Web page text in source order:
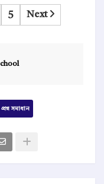
5 Next
সমাধান